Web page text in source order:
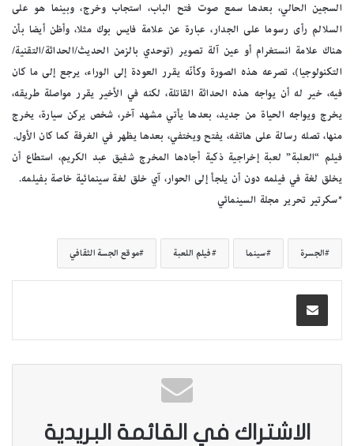
السجين الحالي، بعدها سمع صوت فتح الباب، استجاب وخرج، وبينما هو على
السلالم رأى رسوما على الجدار، عبارة عن علامة فايس بوك مثلا، وأظن أيضا بأن
هناك علامة انستغرام أو عين آلة تصوير (توحدي بالزمن الحديث/الحداثة/التقنية/
التكنولوجيا)، تصرعه هذه الصورة وكأنّه يقرر العودة إلى الوراء، يرجع إلى ما كان
فيه، خير له أن يواجه هذه الحداثة القاتلة، لكنه في الأخير يقرر مواصلة طريقه،
يخرج ويواجه الحياة من جديد، بعدها يأتي مشهد آخر، شخص يركن سيارة، يخرج
منها، تصله رسالة على هاتفه، يفتح ويختفي، بعدها يظهر في الغرفة كما كان الأول.
فيلم “العلبة” لعبة إخراجية ذكية أجادها المخرج شفيق عبد الكريم، استطاع أن
يخلق لغة في فيلمه دون أن يلجأ إلى الحوار، آي خلق لغة سينمائية خاصة بفيلمه.
*سكرتير تحرير مجلة السينمائي
الجسرة سينما فيلم اللعبة موقع الجسة الثقافي
الاشتراك في القائمة البريدية